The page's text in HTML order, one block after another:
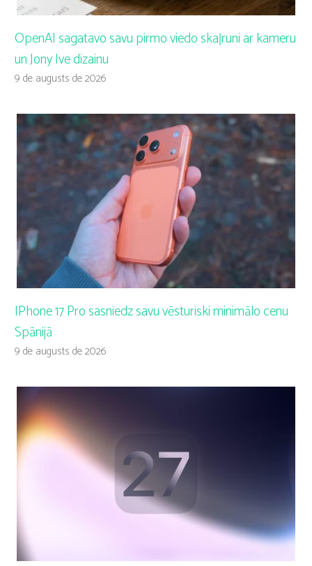
OpenAI sagatavo savu pirmo viedo skaļruni ar kameru
un Jony Ive dizainu
9 de augusts de 2026
IPhone 17 Pro sasniedz savu vēsturiski minimālo cenu
Spānijā
9 de augusts de 2026